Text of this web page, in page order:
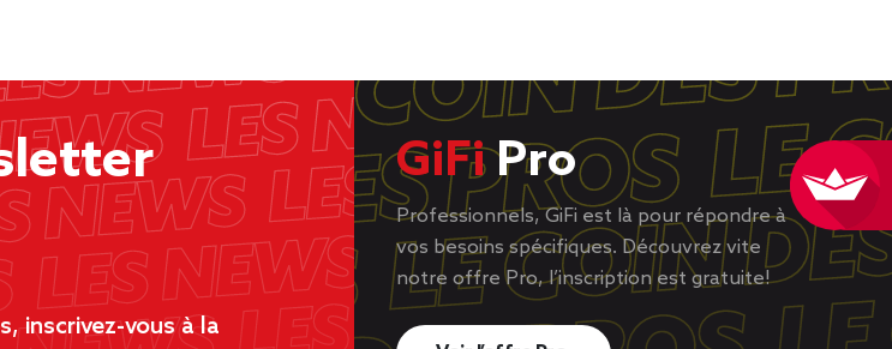
inscrivez-vous à la
GiFiPro
Professionnels, GiFi est là pour répondre à
vos besoins spécifiques. Découvrez vite
notre offre Pro, l’inscription est gratuite!